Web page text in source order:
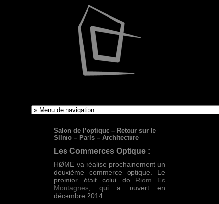
Salon de l’optique – Retour sur le
Silmo – Paris – Architecture
Les Commerces Optique :
HØME va réalise prochainement un
deuxième commerce optique. Le
premier était celui de Riom Es
Montagnes , qui a ouvert en
décembre 2014.